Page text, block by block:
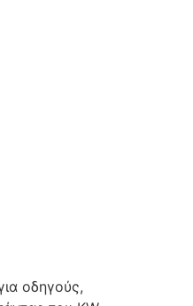
οδηγούς,